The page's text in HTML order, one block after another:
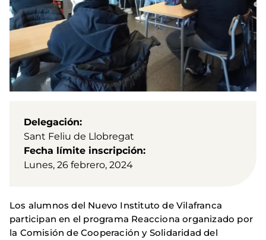
Delegación
Sant Feliu de Llobregat
Fecha límite inscripción
Lunes, 26 febrero, 2024
Los alumnos del Nuevo Instituto de Vilafranca
participan en el programa Reacciona organizado por
la Comisión de Cooperación y Solidaridad del